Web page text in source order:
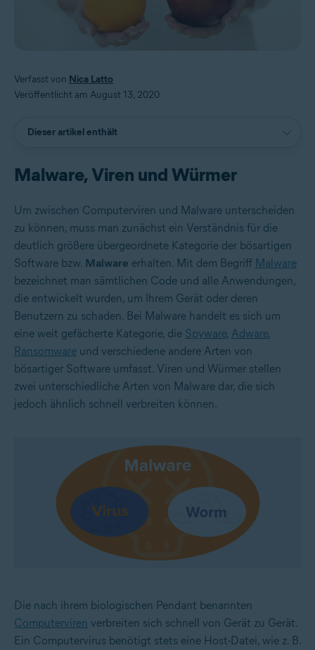
Verfasst von Nica Latto
Veröffentlicht am August 13, 2020
Dieser artikel enthält
Malware, Viren und Würmer
Um zwischen Computerviren und Malware unterscheiden
zu können, muss man zunächst ein Verständnis für die
deutlich größere übergeordnete Kategorie der bösartigen
Software bzw. Malware erhalten. Mit dem Begriff Malware
bezeichnet man sämtlichen Code und alle Anwendungen,
die entwickelt wurden, um Ihrem Gerät oder deren
Benutzern zu schaden. Bei Malware handelt es sich um
eine weit gefächerte Kategorie, die Spyware, Adware,
Ransomware und verschiedene andere Arten von
bösartiger Software umfasst. Viren und Würmer stellen
zwei unterschiedliche Arten von Malware dar, die sich
jedoch ähnlich schnell verbreiten können.
Die nach ihrem biologischen Pendant benannten
Computerviren verbreiten sich schnell von Gerät zu Gerät.
Ein Computervirus benötigt stets eine Host-Datei, wie z. B.